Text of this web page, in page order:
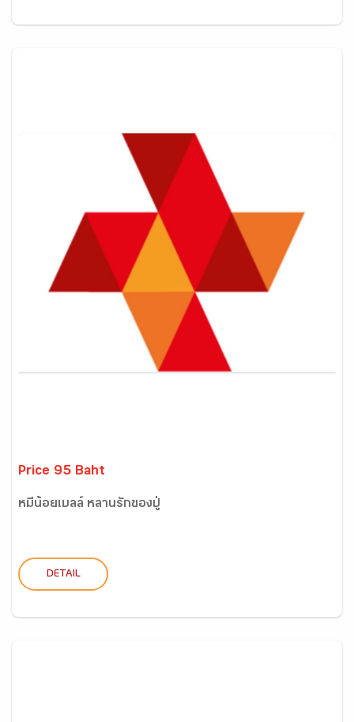
Price 95 Baht
หมีน้อยเบลล์ หลานรักของปู่
DETAIL